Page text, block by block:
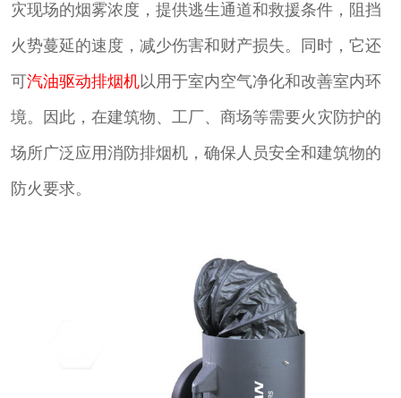
灾现场的烟雾浓度，提供逃生通道和救援条件，阻挡
火势蔓延的速度，减少伤害和财产损失。同时，它还
可汽油驱动排烟机以用于室内空气净化和改善室内环
境。因此，在建筑物、工厂、商场等需要火灾防护的
场所广泛应用消防排烟机，确保人员安全和建筑物的
防火要求。